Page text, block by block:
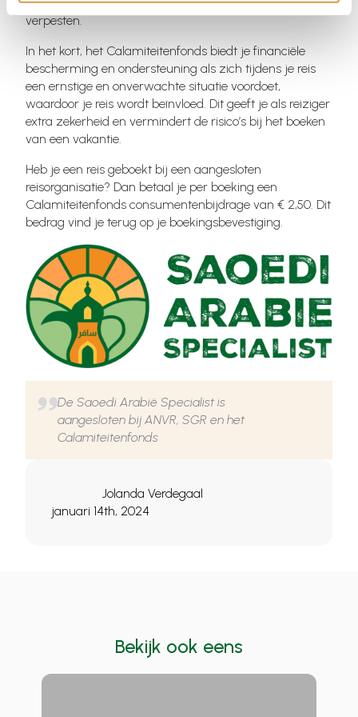
verpesten.
In het kort, het Calamiteitenfonds biedt je financiële
bescherming en ondersteuning als zich tijdens je reis
een ernstige en onverwachte situatie voordoet,
waardoor je reis wordt beïnvloed. Dit geeft je als reiziger
extra zekerheid en vermindert de risico’s bij het boeken
van een vakantie.
Heb je een reis geboekt bij een aangesloten
reisorganisatie? Dan betaal je per boeking een
Calamiteitenfonds consumentenbijdrage van € 2,50. Dit
bedrag vind je terug op je boekingsbevestiging.
De Saoedi Arabië Specialist is
aangesloten bij ANVR, SGR en het
Calamiteitenfonds
Jolanda Verdegaal
januari 14th, 2024
Bekijk ook eens